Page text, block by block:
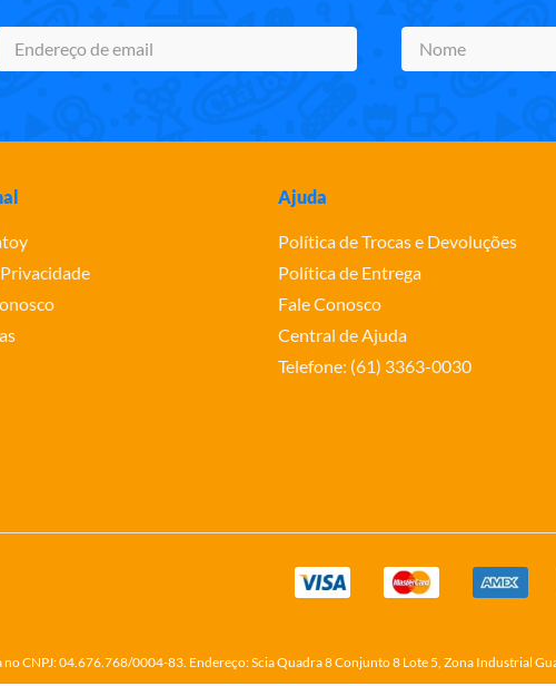
Ajuda
Política de Trocas e Devoluções
Política de Entrega
Fale Conosco
Central de Ajuda
Telefone: (61) 3363-0030
no CNPJ: 04.676.768/0004-83. Endereço: Scia Quadra 8 Conjunto 8 Lote 5, Zona Industrial